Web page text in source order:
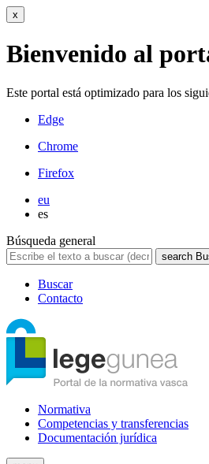
x
Bienvenido al
Este portal está optimizado para los
Edge
Chrome
Firefox
eu
es
Búsqueda general
search
Buscar
Contacto
Normativa
Competencias y transferencias
Documentación jurídica